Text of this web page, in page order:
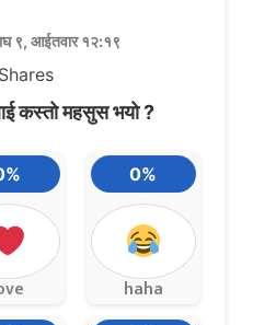
९, आईतवार १२:१९
Shares
कस्तो महसुस भयो ?
0%
haha